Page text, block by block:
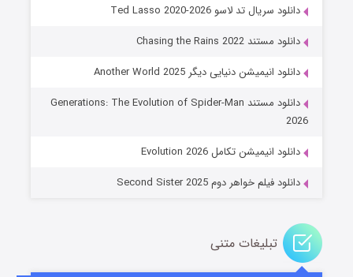
جادوگری در مغولستان
قسمت۱۴ (زیرنویس) منتشر شد
دانلود سریال تد لاسو Ted Lasso 2020-2026
دانلود مستند Chasing the Rains 2022
دانلود انیمیشن دنیایی دیگر Another World 2025
دانلود مستند Generations: The Evolution of Spider-Man
2026
دانلود انیمیشن تکامل Evolution 2026
دانلود فیلم خواهر دوم Second Sister 2025
تبلیغات متنی